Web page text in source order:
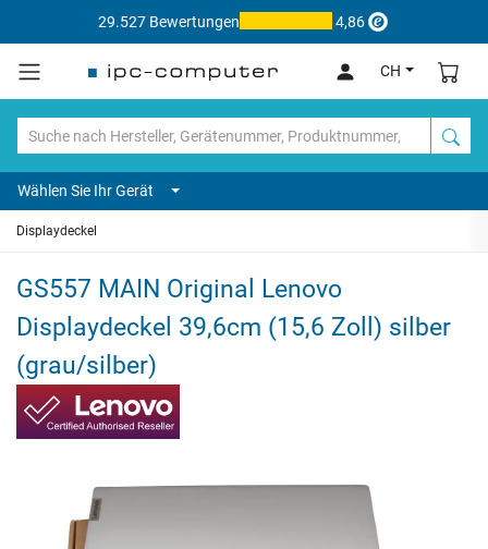
29.527 Bewertungen 4,86
CH
Wählen Sie Ihr Gerät
Displaydeckel
GS557 MAIN Original Lenovo
Displaydeckel 39,6cm (15,6 Zoll) silber
(grau/silber)